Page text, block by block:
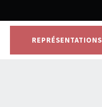
REPRÉSENTATIONS